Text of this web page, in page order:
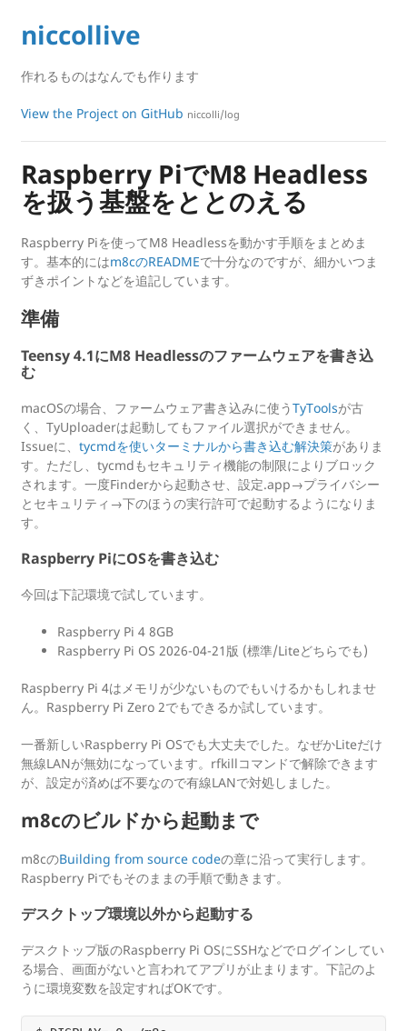
niccollive
作れるものはなんでも作ります
View the Project on GitHub niccolli/log
Raspberry PiでM8 Headless
を扱う基盤をととのえる
Raspberry Piを使ってM8 Headlessを動かす手順をまとめま
す。基本的にはm8cのREADMEで十分なのですが、細かいつま
ずきポイントなどを追記しています。
準備
Teensy 4.1にM8 Headlessのファームウェアを書き込
む
macOSの場合、ファームウェア書き込みに使うTyToolsが古
く、TyUploaderは起動してもファイル選択ができません。
Issueに、 tycmdを使いターミナルから書き込む解決策がありま
す。ただし、tycmdもセキュリティ機能の制限によりブロック
されます。一度Finderから起動させ、設定.app→プライバシー
とセキュリティ→下のほうの実行許可で起動するようになりま
す。
Raspberry PiにOSを書き込む
今回は下記環境で試しています。
Raspberry Pi 4 8GB
Raspberry Pi OS 2026-04-21版 (標準/Liteどちらでも)
Raspberry Pi 4はメモリが少ないものでもいけるかもしれませ
ん。Raspberry Pi Zero 2でもできるか試しています。
一番新しいRaspberry Pi OSでも大丈夫でした。なぜかLiteだけ
無線LANが無効になっています。rfkillコマンドで解除できます
が、設定が済めば不要なので有線LANで対処しました。
m8cのビルドから起動まで
m8cのBuilding from source codeの章に沿って実行します。
Raspberry Piでもそのままの手順で動きます。
デスクトップ環境以外から起動する
デスクトップ版のRaspberry Pi OSにSSHなどでログインしてい
る場合、画面がないと言われてアプリが止まります。下記のよ
うに環境変数を設定すればOKです。